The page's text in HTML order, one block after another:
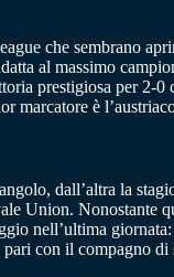
che sembrano
al massimo
prestigiosa per 2-
è
dall’altra la
Union.
nell’ultima
con il compagno di